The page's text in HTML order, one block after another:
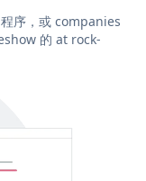
序，或 companies
的 at rock-